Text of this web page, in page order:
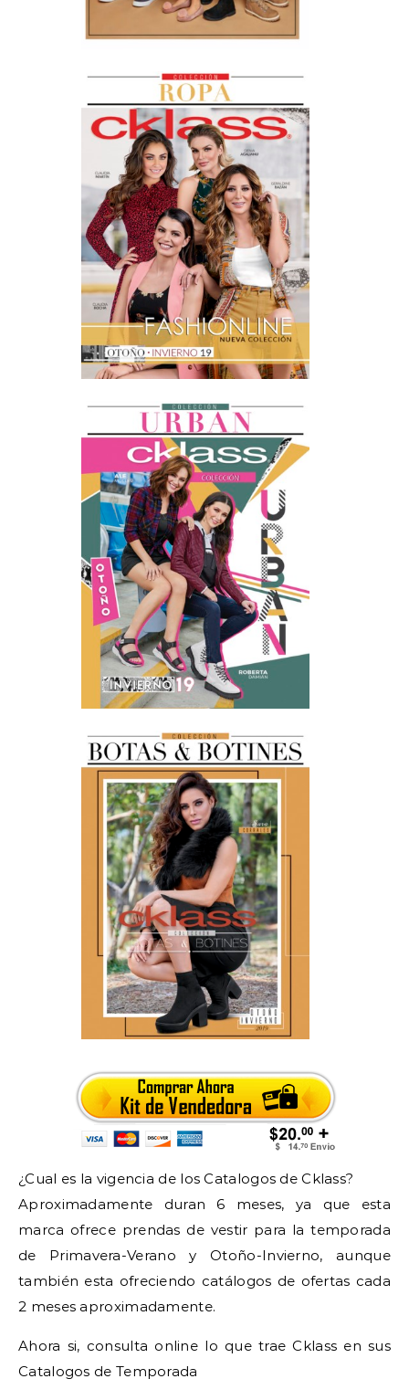
¿Cual es la vigencia de los Catalogos de Cklass?
Aproximadamente duran 6 meses, ya que esta
marca ofrece prendas de vestir para la temporada
de Primavera-Verano y Otoño-Invierno, aunque
también esta ofreciendo catálogos de ofertas cada
2 meses aproximadamente.
Ahora si, consulta online lo que trae Cklass en sus
Catalogos de Temporada